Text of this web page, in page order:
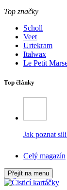
Top značky
Scholl
Veet
Urtekram
Italwax
Le Petit
Top články
Jak poznat
Celý magazín
Přejít na menu